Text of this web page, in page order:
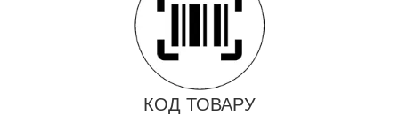
КОД ТОВАРУ